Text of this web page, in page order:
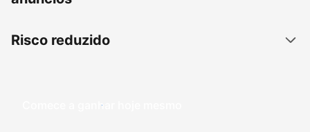
Risco reduzido
Comece a ganhar hoje mesmo